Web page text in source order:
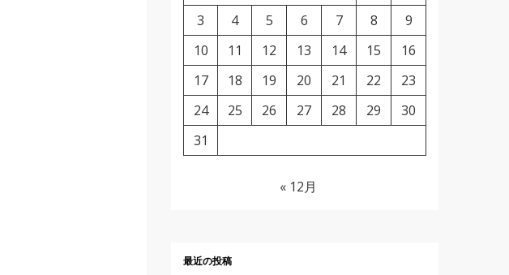
3
4 5 6 7 8
9
10
11 12 13 14 15
16
17
18 19 20 21 22
23
24
25 26 27 28 29
30
31
« 12月
最近の投稿